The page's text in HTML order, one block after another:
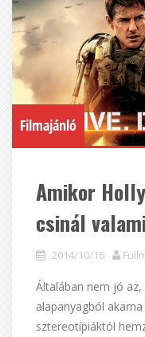
Filmajánló
Amikor
csinál
2014/10/16
Általában nem jó
alapanyagból
sztereotípiáktól